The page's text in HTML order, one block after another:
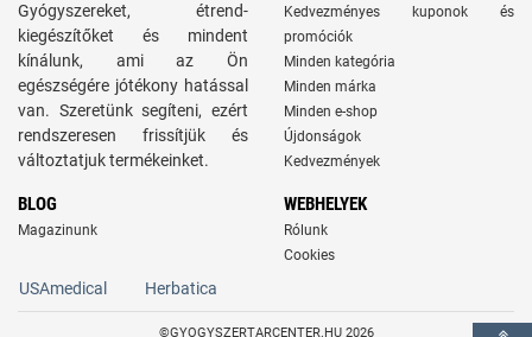
Gyógyszereket, étrend-
kiegészítőket és mindent
kínálunk, ami az Ön
egészségére jótékony hatással
van. Szeretünk segíteni, ezért
rendszeresen frissítjük és
változtatjuk termékeinket.
Kedvezményes kuponok és
promóciók
Minden kategória
Minden márka
Minden e-shop
Újdonságok
Kedvezmények
BLOG
Magazinunk
WEBHELYEK
Rólunk
Cookies
USAmedical Herbatica
©GYOGYSZERTARCENTER.HU 2026